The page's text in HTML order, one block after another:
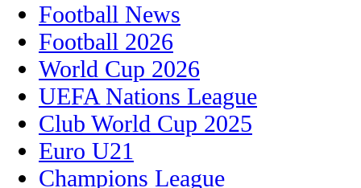
Football News
Football 2026
World Cup 2026
UEFA Nations League
Club World Cup 2025
Euro U21
Champions League